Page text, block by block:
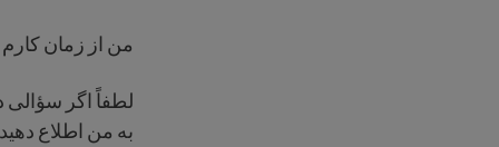
من از زمان
لطفاً اگر سؤالی
به من اطلاع